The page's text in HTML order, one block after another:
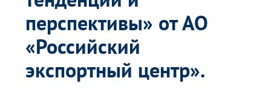
перспективы» от АО
«Российский
экспортный центр».